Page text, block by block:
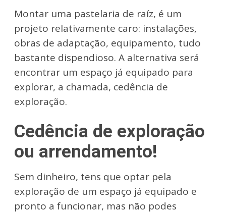
Montar uma pastelaria de raíz, é um
projeto relativamente caro: instalações,
obras de adaptação, equipamento, tudo
bastante dispendioso. A alternativa será
encontrar um espaço já equipado para
explorar, a chamada, cedência de
exploração.
Cedência de exploração
ou arrendamento!
Sem dinheiro, tens que optar pela
exploração de um espaço já equipado e
pronto a funcionar, mas não podes